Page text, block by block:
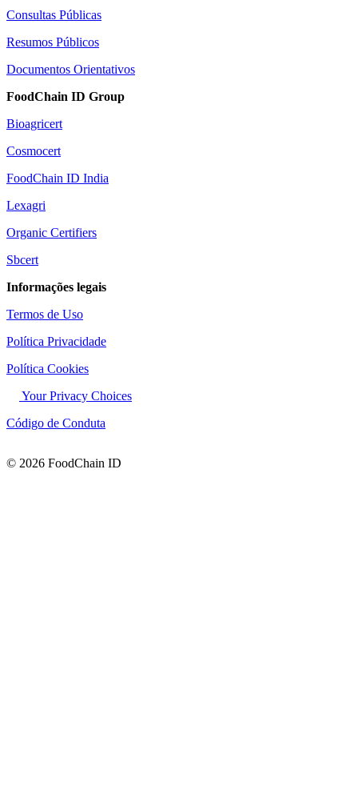
Consultas Públicas
Resumos Públicos
Documentos Orientativos
FoodChain ID Group
Bioagricert
Cosmocert
FoodChain ID India
Lexagri
Organic Certifiers
Sbcert
Informações legais
Termos de Uso
Política Privacidade
Política Cookies
Your Privacy Choices
Código de Conduta
© 2026 FoodChain ID